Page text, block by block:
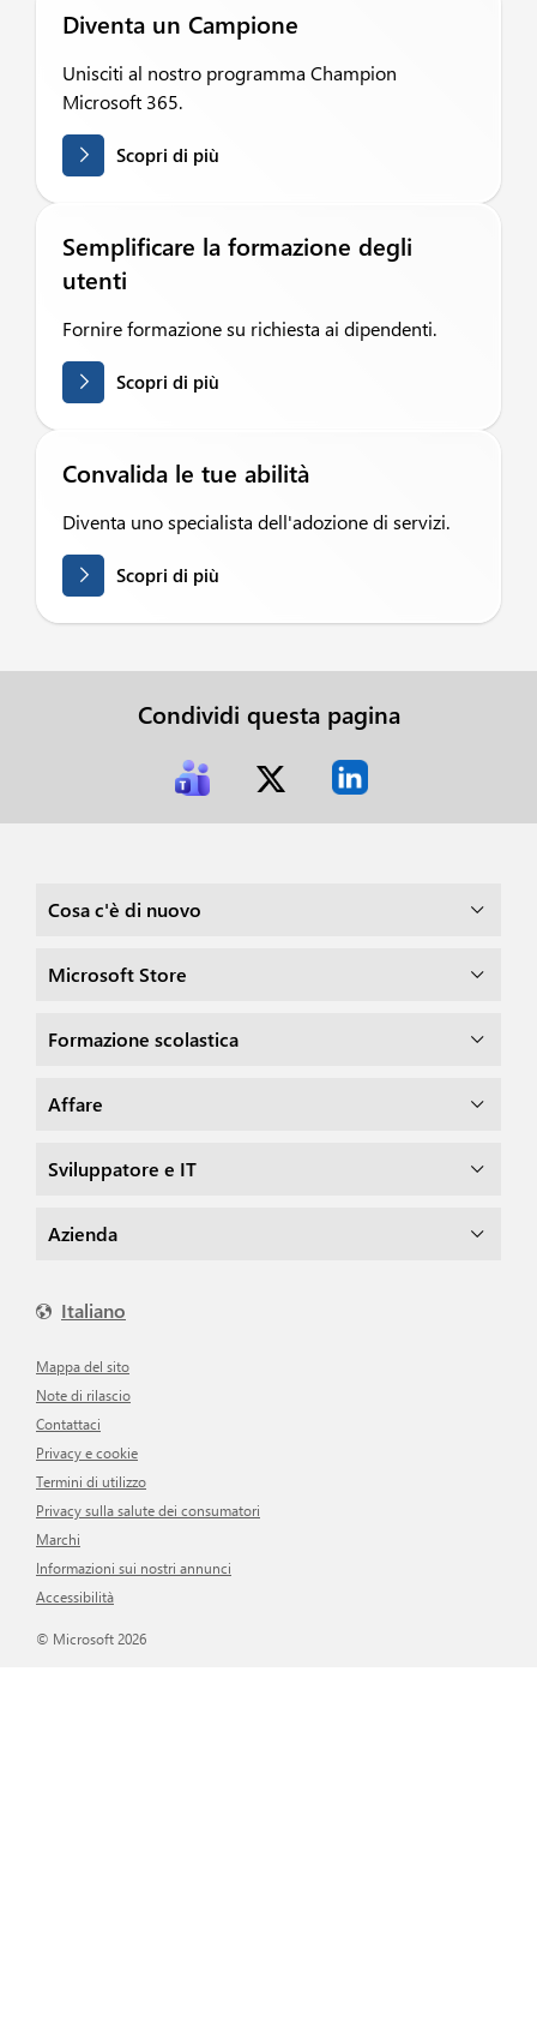
Diventa un Campione
Unisciti al nostro programma Champion
Microsoft 365.
Scopri di più
Semplificare la formazione degli
utenti
Fornire formazione su richiesta ai dipendenti.
Scopri di più
Convalida le tue abilità
Diventa uno specialista dell'adozione di servizi.
Scopri di più
Condividi questa pagina
Cosa c'è di nuovo
Microsoft Store
Formazione scolastica
Affare
Sviluppatore e IT
Azienda
Italiano
Mappa del sito
Note di rilascio
Contattaci
Privacy e cookie
Termini di utilizzo
Privacy sulla salute dei consumatori
Marchi
Informazioni sui nostri annunci
Accessibilità
© Microsoft 2026